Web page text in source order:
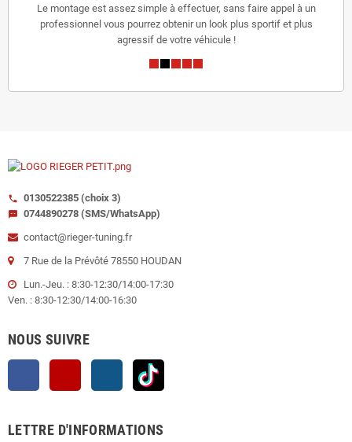
Le montage est assez simple à effectuer, sans faire appel à un
professionnel vous pourrez obtenir un look plus sportif et plus
agressif de votre véhicule !
call 0130522385 (choix 3)
sms
0744890278 (SMS/WhatsApp)
contact@rieger-tuning.fr
7 Rue de la Prévôté 78550 HOUDAN
Lun.-Jeu. : 8:30-12:30/14:00-17:30
Ven. : 8:30-12:30/14:00-16:30
NOUS SUIVRE
Instagram
LETTRE D'INFORMATIONS